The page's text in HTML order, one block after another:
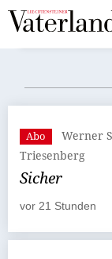
Abo
Werner
Triesenberg
Sicher
vor 21 Stunden